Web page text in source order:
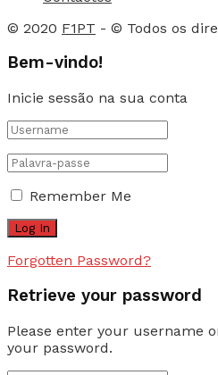
© 2020 F1PT - © Todos os
Bem-vindo!
Inicie sessão na sua conta
Remember Me
Forgotten Password?
Retrieve your password
Please enter your username
your password.